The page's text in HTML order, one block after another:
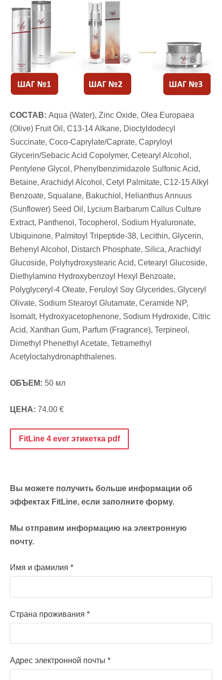
СОСТАВ: Aqua (Water), Zinc Oxide, Olea Europaea
(Olive) Fruit Oil, C13-14 Alkane, Dioctyldodecyl
Succinate, Coco-Caprylate/Caprate, Capryloyl
Glycerin/Sebacic Acid Copolymer, Cetearyl Alcohol,
Pentylene Glycol, Phenylbenzimidazole Sulfonic Acid,
Betaine, Arachidyl Alcohol, Cetyl Palmitate, C12-15 Alkyl
Benzoate, Squalane, Bakuchiol, Helianthus Annuus
(Sunflower) Seed Oil, Lycium Barbarum Callus Culture
Extract, Panthenol, Tocopherol, Sodium Hyaluronate,
Ubiquinone, Palmitoyl Tripeptide-38, Lecithin, Glycerin,
Behenyl Alcohol, Distarch Phosphate, Silica, Arachidyl
Glucoside, Polyhydroxystearic Acid, Cetearyl Glucoside,
Diethylamino Hydroxybenzoyl Hexyl Benzoate,
Polyglyceryl-4 Oleate, Feruloyl Soy Glycerides, Glyceryl
Olivate, Sodium Stearoyl Glutamate, Ceramide NP,
Isomalt, Hydroxyacetophenone, Sodium Hydroxide, Citric
Acid, Xanthan Gum, Parfum (Fragrance), Terpineol,
Dimethyl Phenethyl Acetate, Tetramethyl
Acetyloctahydronaphthalenes.
ОБЪЕМ: 50 мл
ЦЕНА: 74.00 €
FitLine 4 ever этикетка pdf
Вы можете получить больше информации об
эффектах FitLine, если заполните форму.
Мы отправим информацию на электронную
почту.
Имя и фамилия *
Страна проживания *
Адрес электронной почты *